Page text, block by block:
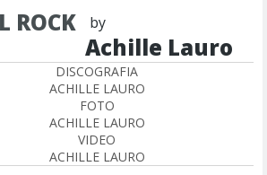
ROCK by
Achille Lauro
DISCOGRAFIA
ACHILLE LAURO
FOTO
ACHILLE LAURO
VIDEO
ACHILLE LAURO